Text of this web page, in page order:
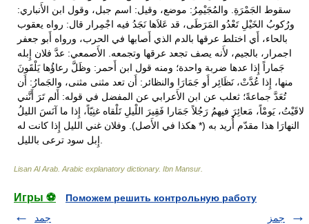
Lisan Al Arab. Arabic explanatory dictionary. Ibn Mansur
Игры ⚽
Поможем решить контрольную работу
جمد
جمز